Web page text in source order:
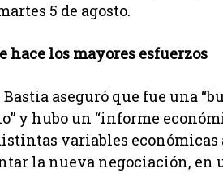
5 de agosto.
hace los mayores esfuerzos
aseguró que fue una
y hubo un “informe
variables
la nueva negociación,